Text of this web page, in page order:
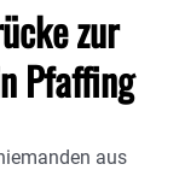
zur
Pfaffing
aus